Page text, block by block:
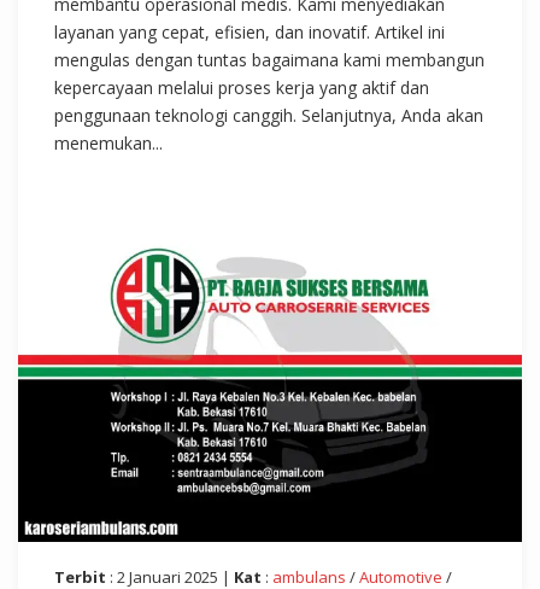
layanan yang cepat, efisien, dan inovatif. Artikel ini
mengulas dengan tuntas bagaimana kami membangun
kepercayaan melalui proses kerja yang aktif dan
penggunaan teknologi canggih. Selanjutnya, Anda akan
menemukan...
Terbit : 2 Januari 2025 | Kat : ambulans /Automotive /